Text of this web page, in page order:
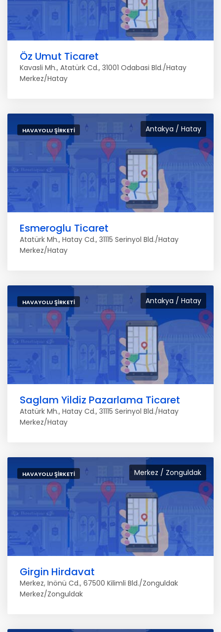
Öz Umut Ticaret
Kavasli Mh., Atatürk Cd., 31001 Odabasi Bld./Hatay
Merkez/Hatay
Antakya / Hatay
HAVAYOLU ŞIRKETI
Esmeroglu Ticaret
Atatürk Mh., Hatay Cd., 31115 Serinyol Bld./Hatay
Merkez/Hatay
Antakya / Hatay
HAVAYOLU ŞIRKETI
Saglam Yildiz Pazarlama Ticaret
Atatürk Mh., Hatay Cd., 31115 Serinyol Bld./Hatay
Merkez/Hatay
Merkez / Zonguldak
HAVAYOLU ŞIRKETI
Girgin Hirdavat
Merkez, Inönü Cd., 67500 Kilimli Bld./Zonguldak
Merkez/Zonguldak